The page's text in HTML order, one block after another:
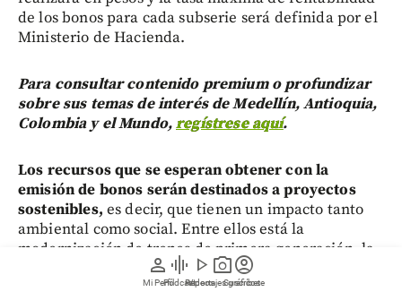
person
Mi Perfil
graphic_eq
Pódcast
play_arrow
Videos
photo_camera
Reportajes gráficos
account_circle
Suscríbete
de los bonos para cada subserie será definida por el
Ministerio de Hacienda.
Para consultar contenido premium o profundizar
sobre sus temas de interés de Medellín, Antioquia,
Colombia y el Mundo,regístrese aquí.
Los recursos que se esperan obtener con la
emisión de bonos serán destinados a proyectos
sostenibles, es decir, que tienen un impacto tanto
ambiental como social. Entre ellos está la
modernización de trenes de primera generación, la
accesibilidad universal en las líneas A y B (que